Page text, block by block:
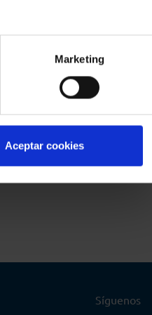
Marketing
Aceptar cookies
de
@Abogacia_es
Síguenos